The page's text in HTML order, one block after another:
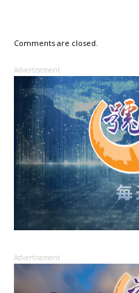
Comments are closed.
Advertisement
Advertisement